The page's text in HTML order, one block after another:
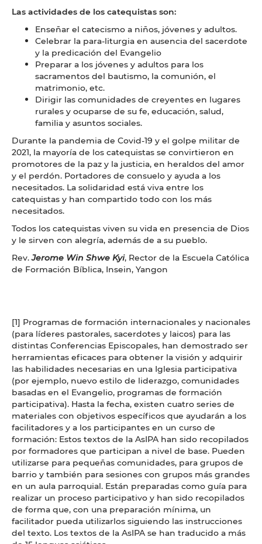
Las actividades de los catequistas son:
Enseñar el catecismo a niños, jóvenes y adultos.
Celebrar la para-liturgia en ausencia del sacerdote
y la predicación del Evangelio
Preparar a los jóvenes y adultos para los
sacramentos del bautismo, la comunión, el
matrimonio, etc.
Dirigir las comunidades de creyentes en lugares
rurales y ocuparse de su fe, educación, salud,
familia y asuntos sociales.
Durante la pandemia de Covid-19 y el golpe militar de
2021, la mayoría de los catequistas se convirtieron en
promotores de la paz y la justicia, en heraldos del amor
y el perdón. Portadores de consuelo y ayuda a los
necesitados. La solidaridad está viva entre los
catequistas y han compartido todo con los más
necesitados.
Todos los catequistas viven su vida en presencia de Dios
y le sirven con alegría, además de a su pueblo.
Rev.Jerome Win Shwe Kyi, Rector de la Escuela Católica
de Formación Bíblica, Insein, Yangon
[1] Programas de formación internacionales y nacionales
(para líderes pastorales, sacerdotes y laicos) para las
distintas Conferencias Episcopales, han demostrado ser
herramientas eficaces para obtener la visión y adquirir
las habilidades necesarias en una Iglesia participativa
(por ejemplo, nuevo estilo de liderazgo, comunidades
basadas en el Evangelio, programas de formación
participativa). Hasta la fecha, existen cuatro series de
materiales con objetivos específicos que ayudarán a los
facilitadores y a los participantes en un curso de
formación: Estos textos de la AsIPA han sido recopilados
por formadores que participan a nivel de base. Pueden
utilizarse para pequeñas comunidades, para grupos de
barrio y también para sesiones con grupos más grandes
en un aula parroquial. Están preparadas como guía para
realizar un proceso participativo y han sido recopilados
de forma que, con una preparación mínima, un
facilitador pueda utilizarlos siguiendo las instrucciones
del texto. Los textos de la AsIPA se han traducido a más